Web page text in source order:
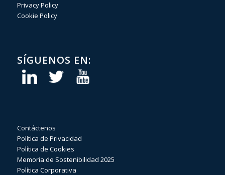
Privacy Policy
Cookie Policy
SÍGUENOS EN:
Contáctenos
Política de Privacidad
Política de Cookies
Memoria de Sostenibilidad 2025
Política Corporativa